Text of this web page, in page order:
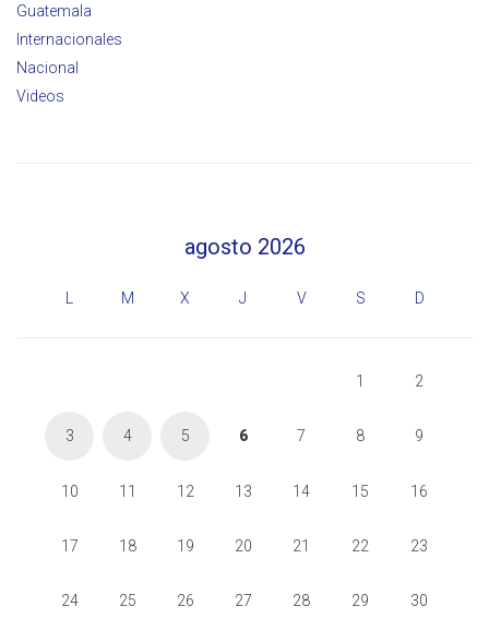
Guatemala
Internacionales
Nacional
Videos
agosto 2026
L M X J V S D
1 2
3 4 5 6 7 8 9
10 11 12 13 14 15 16
17 18 19 20 21 22 23
24 25 26 27 28 29 30